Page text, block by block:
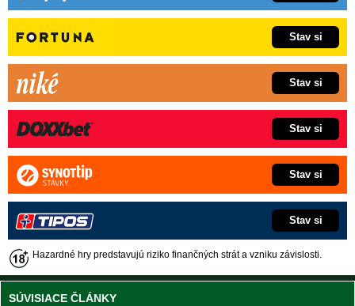
Stav si
Stav si
Stav si
Stav si
Stav si
Hazardné hry predstavujú riziko finančných strát a vzniku závislosti.
SÚVISIACE ČLÁNKY